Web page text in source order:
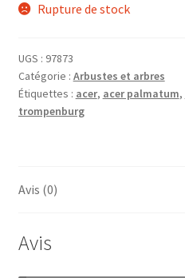
Rupture de stock
UGS : 97873
Catégorie : Arbustes et arbres
Étiquettes : acer, acer palmatum,
trompenburg
Avis (0)
Avis